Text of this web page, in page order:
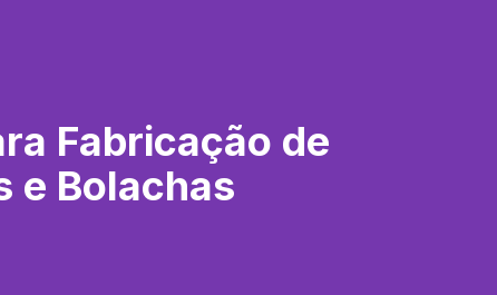
Fabricação de
e Bolachas